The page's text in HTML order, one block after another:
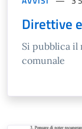
Direttive
Si pubblica
comunale